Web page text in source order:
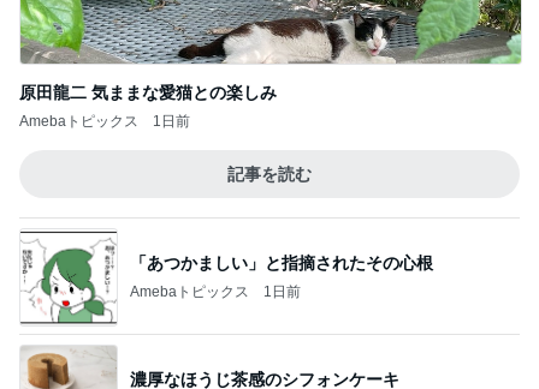
原田龍二 気ままな愛猫との楽しみ
Amebaトピックス 1日前
記事を読む
「あつかましい」と指摘されたその心根
Amebaトピックス 1日前
濃厚なほうじ茶感のシフォンケーキ